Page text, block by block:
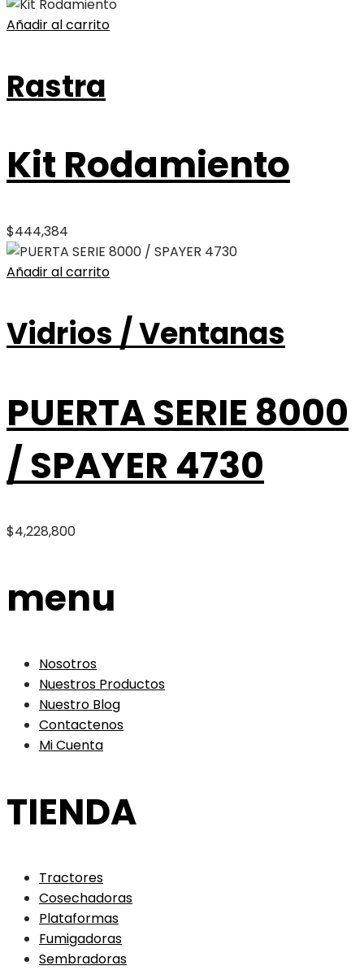
Añadir al carrito
Rastra
Kit Rodamiento
$444,384
Añadir al carrito
Vidrios / Ventanas
PUERTA SERIE 8000
/ SPAYER 4730
$4,228,800
menu
Nosotros
Nuestros Productos
Nuestro Blog
Contactenos
Mi Cuenta
TIENDA
Tractores
Cosechadoras
Plataformas
Fumigadoras
Sembradoras